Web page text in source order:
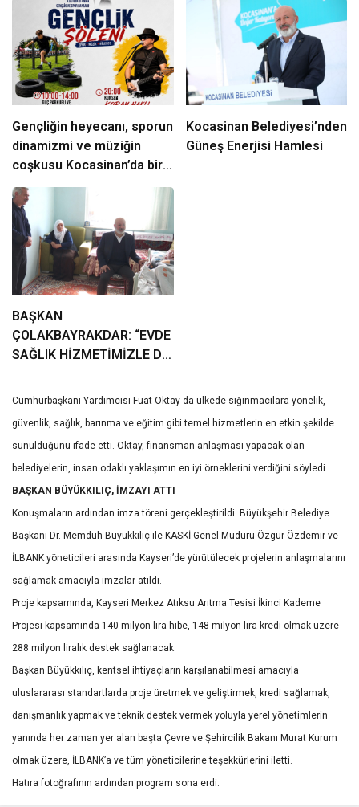
Gençliğin heyecanı, sporun
dinamizmi ve müziğin
coşkusu Kocasinan’da bir
araya geliyor!
Kocasinan Belediyesi’nden
Güneş Enerjisi Hamlesi
BAŞKAN
ÇOLAKBAYRAKDAR: “EVDE
SAĞLIK HİZMETİMİZLE DE
DOKUNUYORUZ”
Cumhurbaşkanı Yardımcısı Fuat Oktay da ülkede sığınmacılara yönelik,
güvenlik, sağlık, barınma ve eğitim gibi temel hizmetlerin en etkin şekilde
sunulduğunu ifade etti. Oktay, finansman anlaşması yapacak olan
belediyelerin, insan odaklı yaklaşımın en iyi örneklerini verdiğini söyledi.
BAŞKAN BÜYÜKKILIÇ, İMZAYI ATTI
Konuşmaların ardından imza töreni gerçekleştirildi. Büyükşehir Belediye
Başkanı Dr. Memduh Büyükkılıç ile KASKİ Genel Müdürü Özgür Özdemir ve
İLBANK yöneticileri arasında Kayseri’de yürütülecek projelerin anlaşmalarını
sağlamak amacıyla imzalar atıldı.
Proje kapsamında, Kayseri Merkez Atıksu Arıtma Tesisi İkinci Kademe
Projesi kapsamında 140 milyon lira hibe, 148 milyon lira kredi olmak üzere
288 milyon liralık destek sağlanacak.
Başkan Büyükkılıç, kentsel ihtiyaçların karşılanabilmesi amacıyla
uluslararası standartlarda proje üretmek ve geliştirmek, kredi sağlamak,
danışmanlık yapmak ve teknik destek vermek yoluyla yerel yönetimlerin
yanında her zaman yer alan başta Çevre ve Şehircilik Bakanı Murat Kurum
olmak üzere, İLBANK’a ve tüm yöneticilerine teşekkürlerini iletti.
Hatıra fotoğrafının ardından program sona erdi.